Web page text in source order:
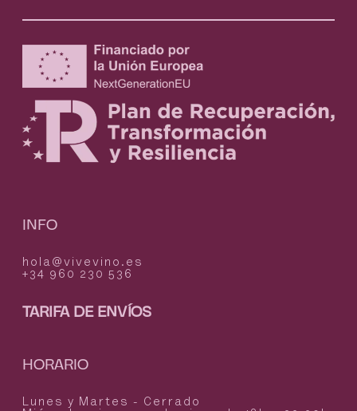
INFO
hola@vivevino.es
+34 960 230 536
TARIFA DE ENVÍOS
HORARIO
Lunes y Martes - Cerrado